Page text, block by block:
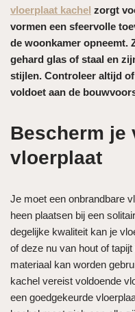
vloerplaat kachel zorgt
vormen een sfeervolle
de woonkamer opneemt.
gehard glas of staal en
stijlen. Controleer altijd
voldoet aan de
Bescherm je
vloerplaat
Je moet een onbrandbare
heen plaatsen bij een
degelijke kwaliteit kan je
of deze nu van hout of
materiaal kan worden
kachel vereist voldoende
een goedgekeurde